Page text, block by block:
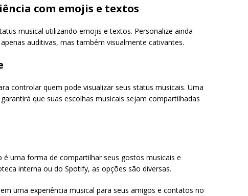
com emojis e textos
musical utilizando emojis e textos. Personalize ainda
auditivas, mas também visualmente cativantes.
controlar quem pode visualizar seus status musicais. Uma
que suas escolhas musicais sejam compartilhadas
é uma forma de compartilhar seus gostos musicais e
interna ou do Spotify, as opções são diversas.
uma experiência musical para seus amigos e contatos no